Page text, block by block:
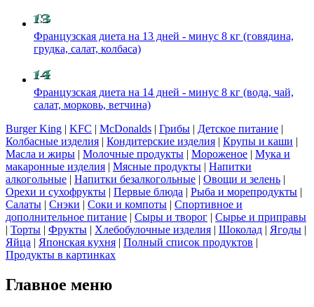
Французская диета на 13 дней - минус 8 кг (говядина,
грудка, салат, колбаса)
Французская диета на 14 дней - минус 8 кг (вода, чай,
салат, морковь, ветчина)
Burger King | KFC | McDonalds | Грибы | Детское питание |
Колбасные изделия | Кондитерские изделия | Крупы и каши |
Масла и жиры | Молочные продукты | Мороженое | Мука и
макаронные изделия | Мясные продукты | Напитки
алкогольные | Напитки безалкогольные | Овощи и зелень |
Орехи и сухофрукты | Первые блюда | Рыба и морепродукты |
Салаты | Снэки | Соки и компоты | Спортивное и
дополнительное питание | Сыры и творог | Сырье и приправы
| Торты | Фрукты | Хлебобулочные изделия | Шоколад | Ягоды |
Яйца | Японская кухня | Полный список продуктов |
Продукты в картинках
Главное меню